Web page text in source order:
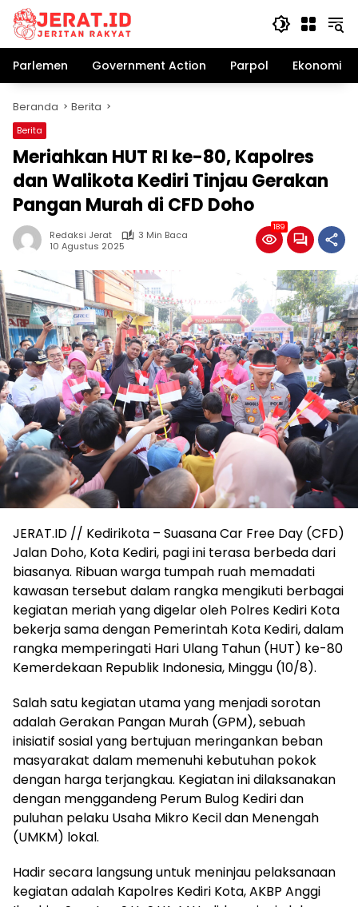
Langsung
konten
Parlemen
Government Action Parpol Ekonomi
Beranda Berita
Berita
Meriahkan HUT RI ke-80, Kapolres
dan Walikota Kediri Tinjau Gerakan
Pangan Murah di CFD Doho
Redaksi Jerat
3 Min Baca
10 Agustus 2025
189
JERAT.ID // Kedirikota – Suasana Car Free Day (CFD)
Jalan Doho, Kota Kediri, pagi ini terasa berbeda dari
biasanya. Ribuan warga tumpah ruah memadati
kawasan tersebut dalam rangka mengikuti berbagai
kegiatan meriah yang digelar oleh Polres Kediri Kota
bekerja sama dengan Pemerintah Kota Kediri, dalam
rangka memperingati Hari Ulang Tahun (HUT) ke-80
Kemerdekaan Republik Indonesia, Minggu (10/8).
Salah satu kegiatan utama yang menjadi sorotan
adalah Gerakan Pangan Murah (GPM), sebuah
inisiatif sosial yang bertujuan meringankan beban
masyarakat dalam memenuhi kebutuhan pokok
dengan harga terjangkau. Kegiatan ini dilaksanakan
dengan menggandeng Perum Bulog Kediri dan
puluhan pelaku Usaha Mikro Kecil dan Menengah
(UMKM) lokal.
Hadir secara langsung untuk meninjau pelaksanaan
kegiatan adalah Kapolres Kediri Kota, AKBP Anggi